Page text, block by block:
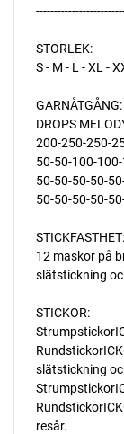
STORLEK:
S - M - L - XL -
GARNÅTGÅNG:
DROPS
200-250-250-
50-50-100-
50-50-50-50-
50-50-50-50-
STICKFASTHET:
12 maskor på
slätstickning
STICKOR:
slätstickning
resår.